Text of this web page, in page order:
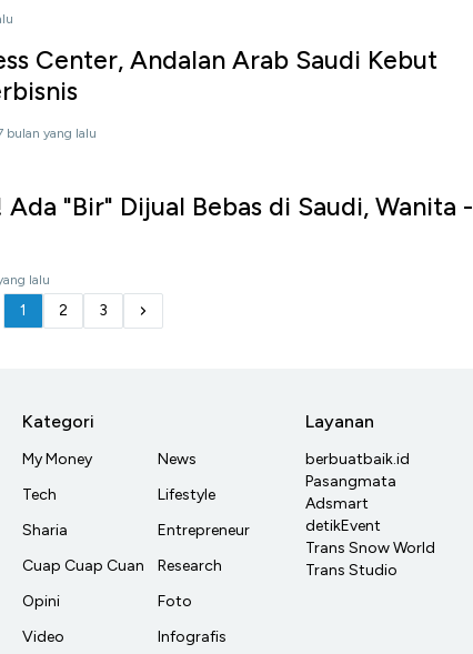
Center, Andalan Arab Saudi Kebut
bulan yang lalu
"Bir" Dijual Bebas di Saudi, Wanita -
lalu
1 2 3
Kategori
My Money
Tech
Sharia
Cuap Cuap Cuan
Opini
Video
News
Lifestyle
Entrepreneur
Research
Foto
Infografis
Layanan
berbuatbaik.id
Pasangmata
Adsmart
detikEvent
Trans Snow World
Trans Studio